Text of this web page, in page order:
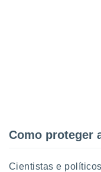
Como proteger
Cientistas e